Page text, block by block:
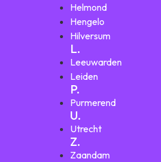
Helmond
Hengelo
Hilversum
L.
Leeuwarden
Leiden
P.
Purmerend
U.
Utrecht
Z.
Zaandam